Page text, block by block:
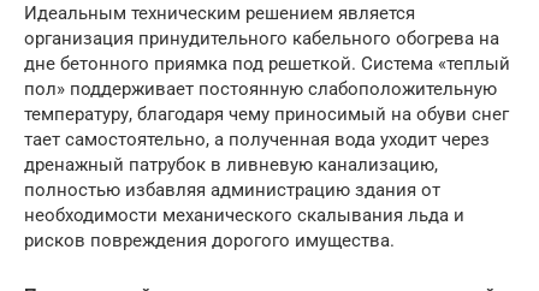
Идеальным техническим решением является
организация принудительного кабельного обогрева на
дне бетонного приямка под решеткой. Система «теплый
пол» поддерживает постоянную слабоположительную
температуру, благодаря чему приносимый на обуви снег
тает самостоятельно, а полученная вода уходит через
дренажный патрубок в ливневую канализацию,
полностью избавляя администрацию здания от
необходимости механического скалывания льда и
рисков повреждения дорогого имущества.